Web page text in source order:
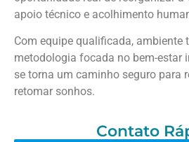
apoio técnico e acolhimento
Com equipe qualificada, ambiente
metodologia focada no bem-estar
se torna um caminho seguro para
retomar sonhos.
Contato